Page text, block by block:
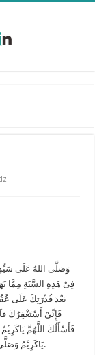
وَصَلَّى اللهُ عَلَى
فِىْ هَذِهِ السَّنَةِ مِمَّا
بَعْدَ قُدْرَتِكَ عَلَى
فَإِنِّىْ أَسْتَغْفِرُكَ
فَأَسْأَلُكَ اللَّهُمَّ
يَاكَرِيْمُ وَصَلَّى اللهُ عَلَى سَيِّدِنَا وَمَوْلاَنَا مُحَمَّدٍ وَعَلَى آلِهِ وَاَصْحَابِهِ وَسَلَّمَ.